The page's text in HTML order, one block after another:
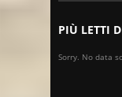
PIÙ LETTI
Sorry. No data